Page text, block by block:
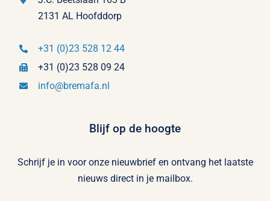
2131 AL Hoofddorp
+31 (0)23 528 12 44
+31 (0)23 528 09 24
info@bremafa.nl
Blijf op de hoogte
Schrijf je in voor onze nieuwbrief en ontvang het laatste
nieuws direct in je mailbox.